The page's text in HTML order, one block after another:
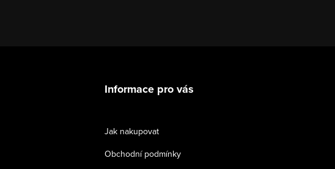
Informace pro vás
Jak nakupovat
Obchodní podmínky